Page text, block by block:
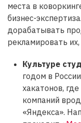
места в
бизнес-
дорабатывать
рекламировать
Культуре
годом в
хакатонов,
компаний
«Яндекса».